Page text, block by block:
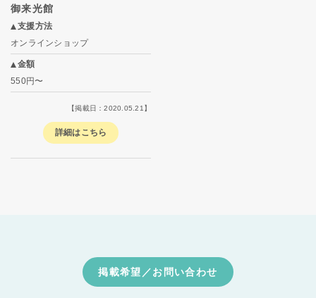
御来光館
支援方法
オンラインショップ
金額
550円〜
【掲載日：2020.05.21】
詳細はこちら
掲載希望／お問い合わせ